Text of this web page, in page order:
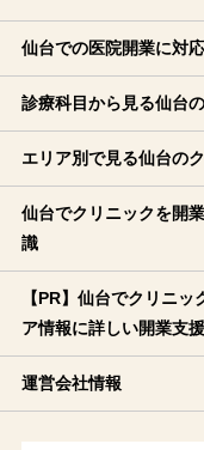
仙台市の「神経
仙台市の「心療
仙台市の「精神
エリア別で見る
仙台でクリニッ
仙台での医院開業に対
診療科目から見る仙台
エリア別で見る仙台の
仙台でクリニックを開
識
【PR】仙台でクリニ
ア情報に詳しい開業支
運営会社情報